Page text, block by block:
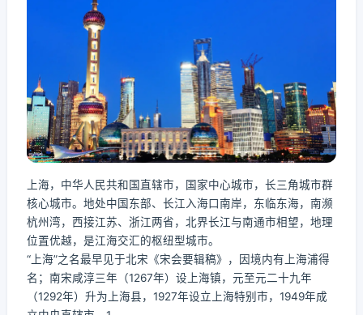
上海，中华人民共和国直辖市，国家中心城市，长三角城市群
核心城市。地处中国东部、长江入海口南岸，东临东海，南濒
杭州湾，西接江苏、浙江两省，北界长江与南通市相望，地理
位置优越，是江海交汇的枢纽型城市。
“上海”之名最早见于北宋《宋会要辑稿》，因境内有上海浦得
名；南宋咸淳三年（1267年）设上海镇，元至元二十九年
（1292年）升为上海县，1927年设立上海特别市，1949年成